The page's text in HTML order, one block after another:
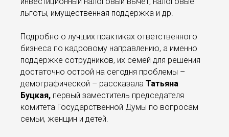
льготы, имущественная поддержка и др.
Подробно о лучших практиках ответственного
бизнеса по кадровому направлению, а именно
поддержке сотрудников, их семей для решения
достаточно острой на сегодня проблемы –
демографической – рассказала Татьяна
Буцкая, первый заместитель председателя
комитета Государственной Думы по вопросам
семьи, женщин и детей.